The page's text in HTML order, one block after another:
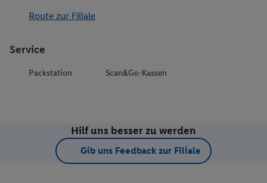
Route zur Filiale
Service
Packstation Scan&Go-Kassen
Hilf uns besser zu werden
Gib uns Feedback zur Filiale